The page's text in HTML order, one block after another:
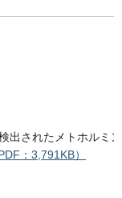
出されたメトホルミ
PDF：3,791KB）